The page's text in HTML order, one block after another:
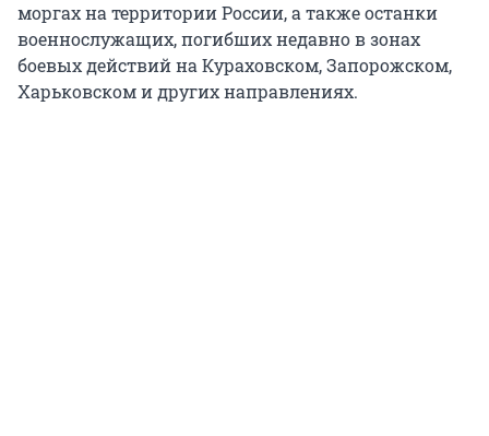
моргах на территории России, а также останки
военнослужащих, погибших недавно в зонах
боевых действий на Кураховском, Запорожском,
Харьковском и других направлениях.